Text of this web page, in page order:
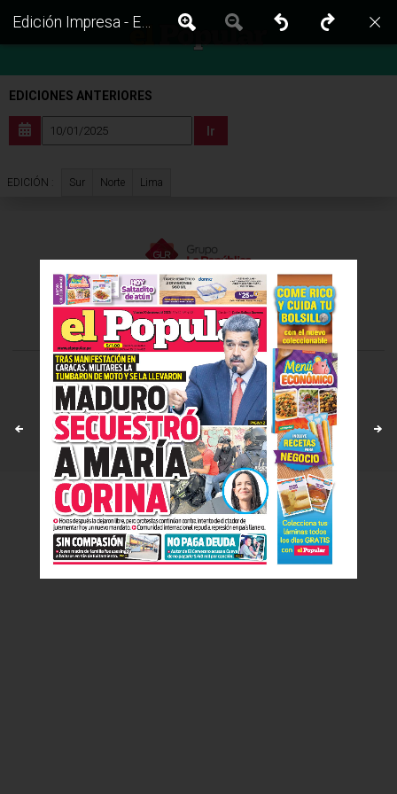
EDICIONES ANTERIORES
Ir
EDICIÓN : Sur Norte Lima
Edición Impresa - El Popular | Lima - Viernes 10 de Enero del 2025
VISITA LAS EDICIONES IMPRESAS DE:
©Todos los derechos reservados -2026
Políticas y estandares Contáctenos